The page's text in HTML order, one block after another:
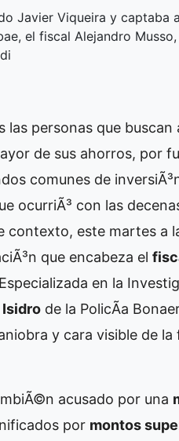
Javier Viqueira y captaba
el fiscal Alejandro
las personas que buscan
de sus ahorros, por
comunes de
ocurriÃ³ con las
contexto, este martes a
que encabeza el
en la
Isidro de la PolicÃ­a
y cara visible de la
acusado por una
por montos